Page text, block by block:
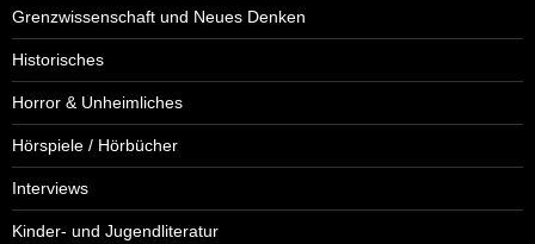
Grenzwissenschaft und Neues Denken
Historisches
Horror & Unheimliches
Hörspiele / Hörbücher
Interviews
Kinder- und Jugendliteratur